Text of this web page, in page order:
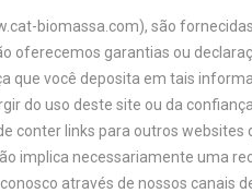
biomassa.com), são
oferecemos garantias ou
que você deposita em tais
do uso deste site ou da
conter links para outros
implica necessariamente uma
através de nossos canais